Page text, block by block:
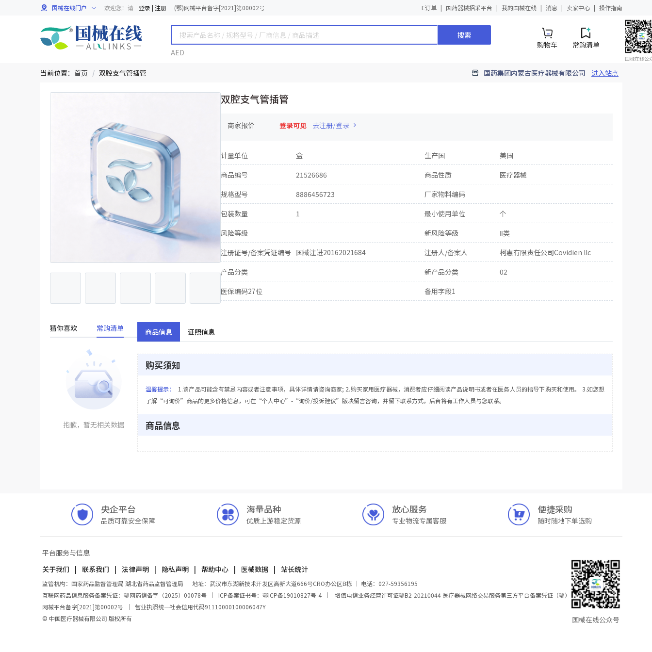
国械在线门户 欢迎您！请 登录 | 注册 (鄂)网械平台备字[2021]第00002号 E订单 国药器械招采平台 我的国械在线 消息 卖家中心 操作指南
搜索
AED
购物车 常购清单
国械在线公
当前位置： 首页 / 双腔支气管插管 国药集团内蒙古医疗器械有限公司 进入站点
双腔支气管插管
商家报价 登录可见 去注册/登录
计量单位 盒 生产国
美国
商品编号
21526686 商品性质
医疗器械
规格型号
8886456723
厂家物料编码
包装数量
1 最小使用单位
个
风险等级
新风险等级
Ⅱ类
注册证号/备案凭证编号 国械注进20162021684 注册人/备案人
柯惠有限责任公司Covidien llc
产品分类
新产品分类
02
医保编码27位
备用字段1
猜你喜欢 常购清单
抱歉，暂无相关数据
商品信息 证照信息
购买须知
温馨提示：
1.该产品可能含有禁忌内容或者注意事项，具体详情请咨询商家; 2.购买家用医疗器械，消费者应仔细阅读产品说明书或者在医务人员的指导下购买和使用。 3.如您想
了解“可询价”商品的更多价格信息，可在“个人中心”-“询价/投诉建议”版块留言咨询，并留下联系方式，后台将有工作人员与您联系。
商品信息
央企平台
品质可靠安全保障
海量品种
优质上游稳定货源
放心服务
专业物流专属客服
便捷采购
随时随地下单选购
平台服务与信息
关于我们
联系我们 法律声明 隐私声明 帮助中心 医械数据 站长统计
监管机构：国家药品监督管理局 湖北省药品监督管理局 ｜ 地址：武汉市东湖新技术开发区高新大道666号CRO办公区B栋 ｜ 电话：027-59356195
互联网药品信息服务备案凭证：鄂网药信备字（2025）00078号
｜ ICP备案证书号：鄂ICP备19010827号-4 ｜ 增值电信业务经营许可证鄂B2-20210044 医疗器械网络交易服务第三方平台备案凭证（鄂）
网械平台备字[2021]第00002号
｜ 营业执照统一社会信用代码91110000100006047Y
© 中国医疗器械有限公司 版权所有
国械在线公众号